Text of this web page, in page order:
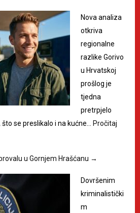
Nova analiza
otkriva
regionalne
razlike Gorivo
u Hrvatskoj
prošlog je
tjedna
pretrpjelo
se preslikalo i na kućne…
Pročitaj
u Gornjem Hrašćanu →
Dovršenim
kriminalistički
m